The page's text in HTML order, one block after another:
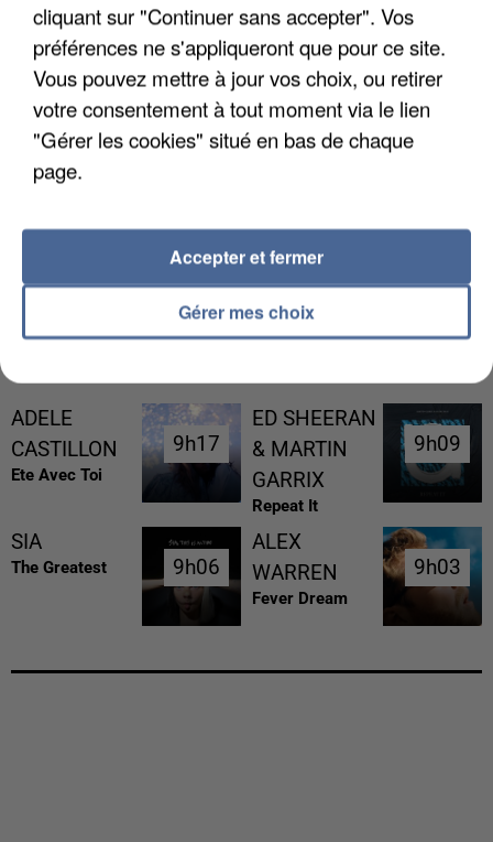
MAFIA INTERPELLÉ EN ALGÉRIE
ADELE
CASTILLON
Ete Avec Toi
9h17
9h17
ED SHEERAN
& MARTIN
GARRIX
Repeat It
9h09
9h09
SIA
The Greatest 9h06
9h06
ALEX
WARREN
Fever Dream
9h03
9h03
cliquant sur "Continuer sans accepter". Vos
préférences ne s'appliqueront que pour ce site.
Vous pouvez mettre à jour vos choix, ou retirer
votre consentement à tout moment via le lien
"Gérer les cookies" situé en bas de chaque
page.
Gérer mes choix
Accepter et fermer